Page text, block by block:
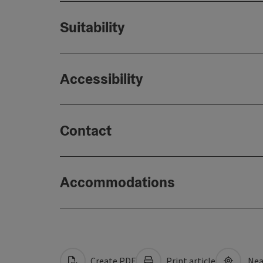
Suitability
Accessibility
Contact
Accommodations
Create PDF Print article